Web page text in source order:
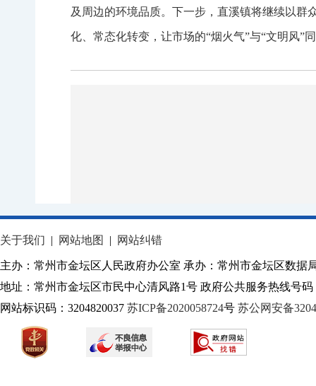
及周边的环境品质。下一步，直溪镇将继续以
化、常态化转变，让市场的“烟火气”与“文明风”
关于我们 | 网站地图 | 网站纠错
主办：常州市金坛区人民政府办公室 承办：常州市金坛区数据
地址：常州市金坛区市民中心清风路1号 政府公共服务热线号码
网站标识码：3204820037 苏ICP备2020058724号 苏公网安备